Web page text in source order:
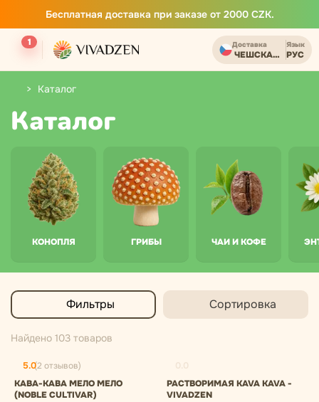
Бесплатная доставка при заказе от 2000 CZK.
1 Доставка
ЧЕШСКАЯ
Язык
РУС
Каталог
Каталог
КОНОПЛЯ ГРИБЫ ЧАИ И КОФЕ
Фильтры Сортировка
Найдено 103 товаров
5.0(2 отзывов)
КАВА-КАВА МЕЛО МЕЛО
(NOBLE CULTIVAR)
РАСТВОРИМАЯ KAVA KAVA -
VIVADZEN